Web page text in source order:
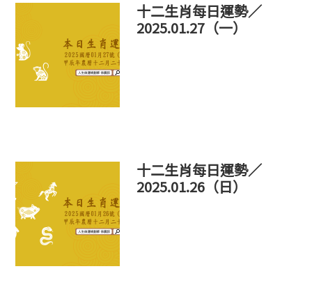
十二生肖每日運勢／
2025.01.27（一）
十二生肖每日運勢／
2025.01.26（日）